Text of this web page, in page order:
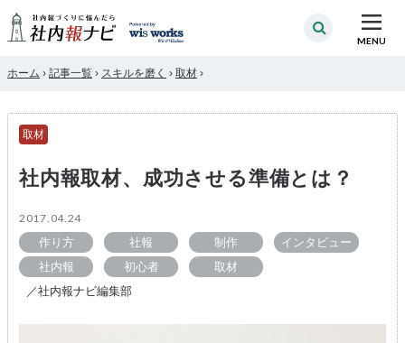
MENU
ホーム › 記事一覧 › スキルを磨く › 取材 ›
取材
社内報取材、成功させる準備とは？
2017.04.24
作り方
社報 制作
インタビュー
社内報
初心者
取材
／社内報ナビ編集部